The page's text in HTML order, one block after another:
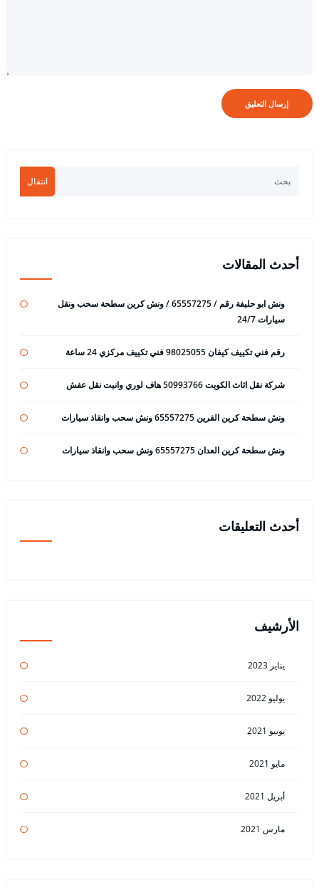
انتقال
أحدث المقالات
ونش ابو حليفة رقم / 65557275 / ونش كرين سطحة سحب ونقل
سيارات 24/7
رقم فني تكييف كيفان 98025055 فني تكييف مركزي 24 ساعة
شركة نقل اثاث الكويت 50993766 هاف لوري وانيت نقل عفش
ونش سطحة كرين القرين 65557275 ونش سحب وانقاذ سيارات
ونش سطحة كرين العدان 65557275 ونش سحب وانقاذ سيارات
أحدث التعليقات
الأرشيف
يناير 2023
يوليو 2022
يونيو 2021
مايو 2021
أبريل 2021
مارس 2021